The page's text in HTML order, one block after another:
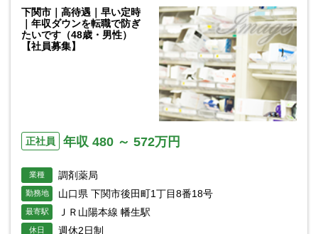
下関市｜高待遇｜早い定時
｜年収ダウンを転職で防ぎ
たいです（48歳・男性）
【社員募集】
正社員 年収 480 ～ 572万円
業種 調剤薬局
勤務地 山口県 下関市後田町1丁目8番18号
最寄駅 ＪＲ山陽本線 幡生駅
休日 週休2日制